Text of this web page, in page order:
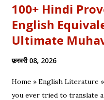
100+ Hindi
English
Ultimate
फ़रवरी 08, 2026
Home » English Literature
you ever tried to translate